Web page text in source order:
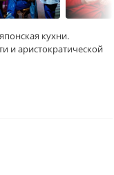
кухни.
и аристократической